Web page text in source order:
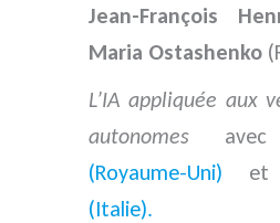
Jean-François
Maria Ostashenko
L’IA appliquée aux
autonomes
(Royaume-Uni)
(Italie).